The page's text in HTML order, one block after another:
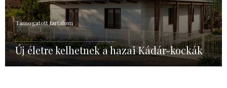
Támogatott tartalom
Új életre kelhetnek a hazai Kádár-kockák